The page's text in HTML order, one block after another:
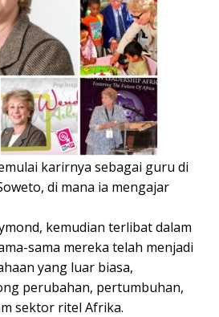
karirnya sebagai guru di
di mana ia mengajar
kemudian terlibat dalam
sama mereka telah menjadi
yang luar biasa,
perubahan, pertumbuhan,
sektor ritel Afrika.